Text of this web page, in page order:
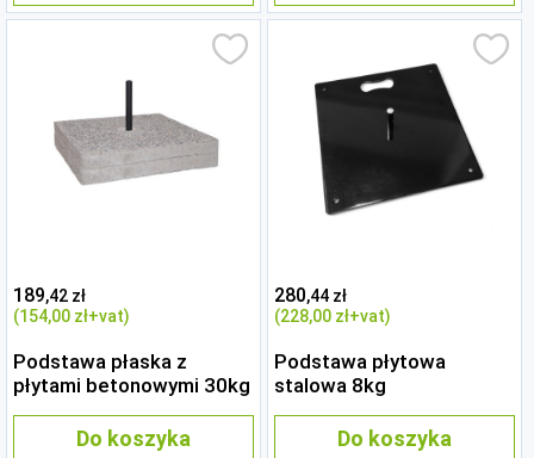
189,42 zł
(154,00 zł+vat)
Podstawa płaska z
płytami betonowymi 30kg
Do koszyka
280,44 zł
(228,00 zł+vat)
Podstawa płytowa
stalowa 8kg
Do koszyka